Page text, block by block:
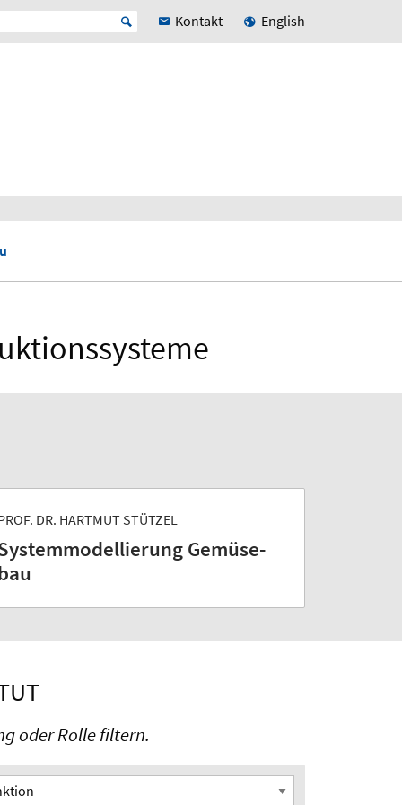
Kontakt English
DR. HARTMUT STÜTZEL
Gemüse­
oder Rolle filtern.